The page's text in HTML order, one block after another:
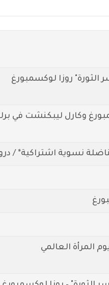
وكارل ليبكنشت في
نسوية اشتراكية* /
المرأة العالمي